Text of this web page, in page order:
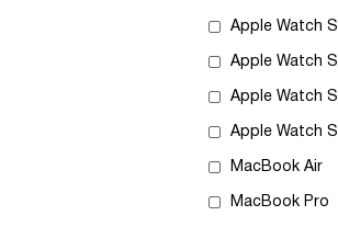
Apple Watch
Apple Watch
Apple Watch
Apple Watch
MacBook Air
MacBook Pro